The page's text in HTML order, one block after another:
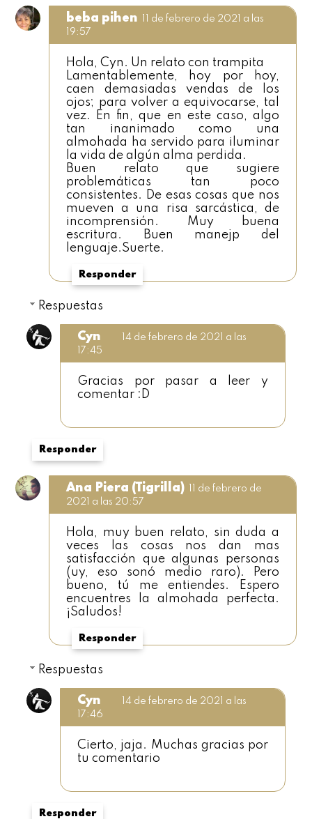
beba pihen
11 de febrero de 2021 a las
19:57
Hola, Cyn. Un relato con trampita
Lamentablemente, hoy por hoy,
caen demasiadas vendas de los
ojos; para volver a equivocarse, tal
vez. En fin, que en este caso, algo
tan inanimado como una
almohada ha servido para iluminar
la vida de algún alma perdida.
Buen relato que sugiere
problemáticas tan poco
consistentes. De esas cosas que nos
mueven a una risa sarcástica, de
incomprensión. Muy buena
escritura. Buen manejp del
lenguaje.Suerte.
Responder
Respuestas
Cyn
14 de febrero de 2021 a las
17:45
Gracias por pasar a leer y
comentar :D
Responder
Ana Piera (Tigrilla)
11 de febrero de
2021 a las 20:57
Hola, muy buen relato, sin duda a
veces las cosas nos dan mas
satisfacción que algunas personas
(uy, eso sonó medio raro). Pero
bueno, tú me entiendes. Espero
encuentres la almohada perfecta.
¡Saludos!
Responder
Respuestas
Cyn
14 de febrero de 2021 a las
17:46
Cierto, jaja. Muchas gracias por
tu comentario
Responder